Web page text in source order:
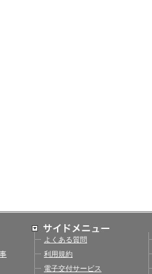
よくある質問
利用規約
電子交付サービス